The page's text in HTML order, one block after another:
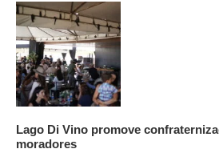
Lago Di Vino promove
moradores